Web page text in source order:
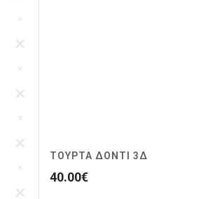
ΤΟΎΡΤΑ ΔΌΝΤΙ 3Δ
40.00€